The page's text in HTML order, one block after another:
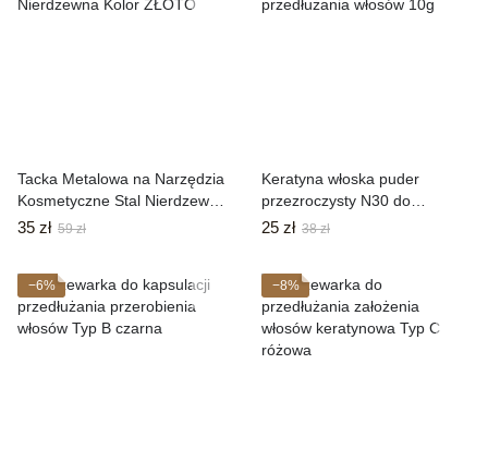
Tacka Metalowa na Narzędzia
Kosmetyczne Stal Nierdzewna
Kolor ZŁOTO
35 zł 59 zł
Keratyna włoska puder
przezroczysty N30 do
przedłużania włosów 10g
25 zł 38 zł
−6% −8%